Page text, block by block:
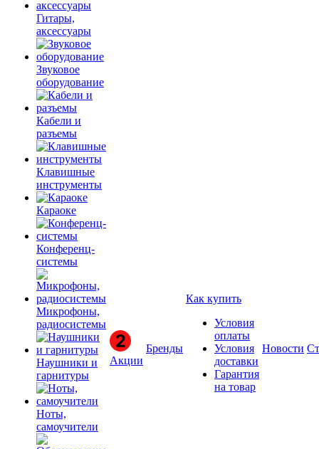
Гитары,
аксессуары
Звуковое
оборудование
Кабели и
разъемы
Клавишные
инструменты
Караоке
Конференц-
системы
Микрофоны,
радиосистемы
Наушники и
гарнитуры
Ноты,
самоучители
Акции
Бренды
Как купить
Условия
оплаты
Условия
доставки
Гарантия
на товар
Новости